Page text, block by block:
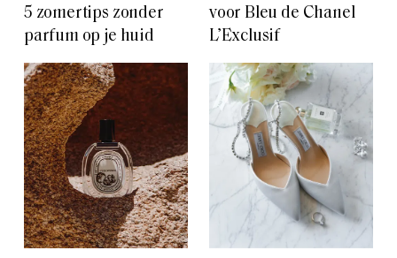
5 zomertips zonder
parfum op je huid
voor Bleu de Chanel
L’Exclusif